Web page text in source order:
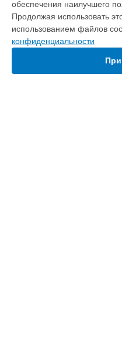
Наушники
Проигрыватель винила
Саундбар
Ресивер
обеспечения наилучшего
Продолжая использовать
использованием файлов
конфиденциальности